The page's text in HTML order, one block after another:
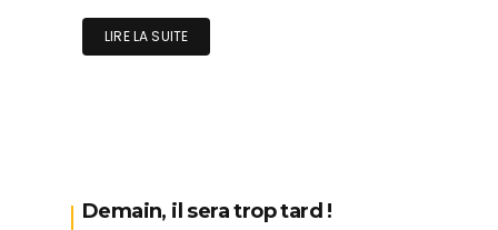
LIRE LA SUITE
Demain, il sera trop tard !